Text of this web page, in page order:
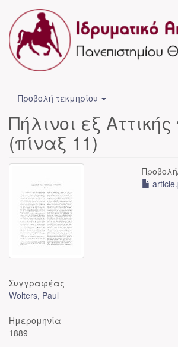
Προβολή τεκμηρίου
Πήλινοι εξ
(πίναξ 11)
Συγγραφέας
Wolters, Paul
Ημερομηνία
1889